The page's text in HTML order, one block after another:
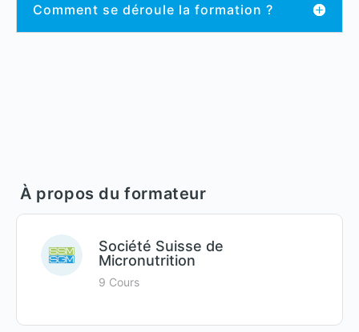
Comment se déroule la formation ?
À propos du formateur
Société Suisse de
Micronutrition
9 Cours